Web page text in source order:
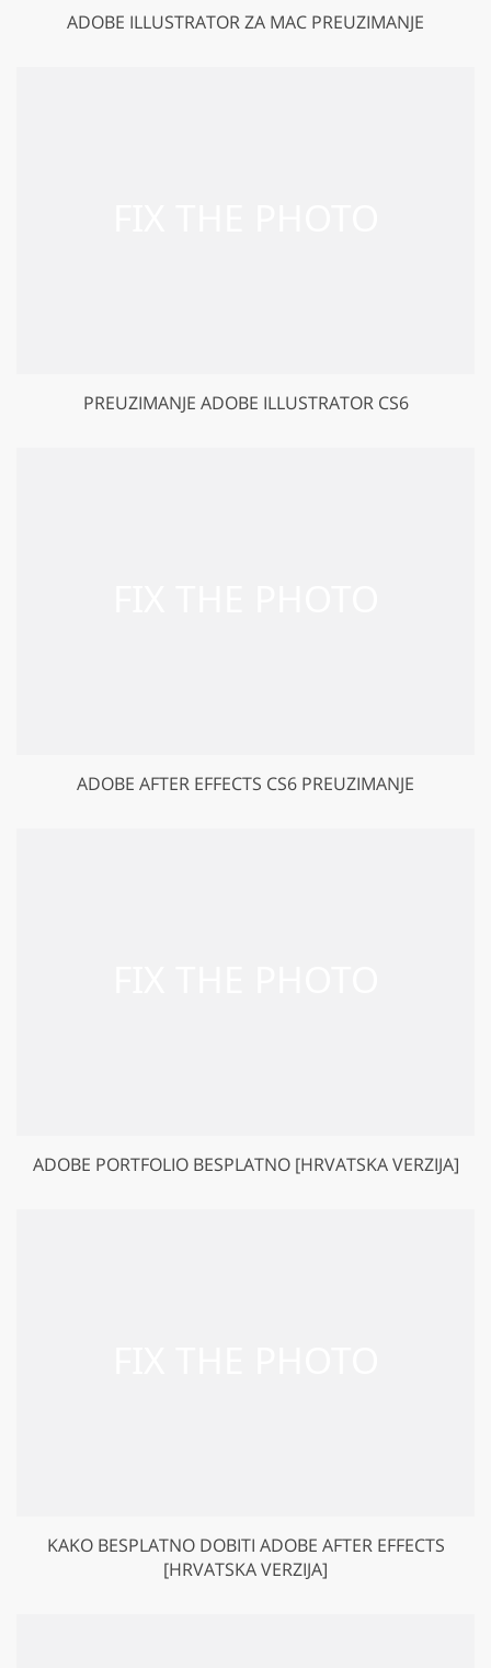
ADOBE ILLUSTRATOR ZA MAC PREUZIMANJE
PREUZIMANJE ADOBE ILLUSTRATOR CS6
ADOBE AFTER EFFECTS CS6 PREUZIMANJE
ADOBE PORTFOLIO BESPLATNO [HRVATSKA VERZIJA]
KAKO BESPLATNO DOBITI ADOBE AFTER EFFECTS
[HRVATSKA VERZIJA]